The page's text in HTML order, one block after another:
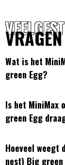
VRAGEN
Wat is het
green Egg?
Is het MiniMax
green Egg
Hoeveel weegt
nest) Big green